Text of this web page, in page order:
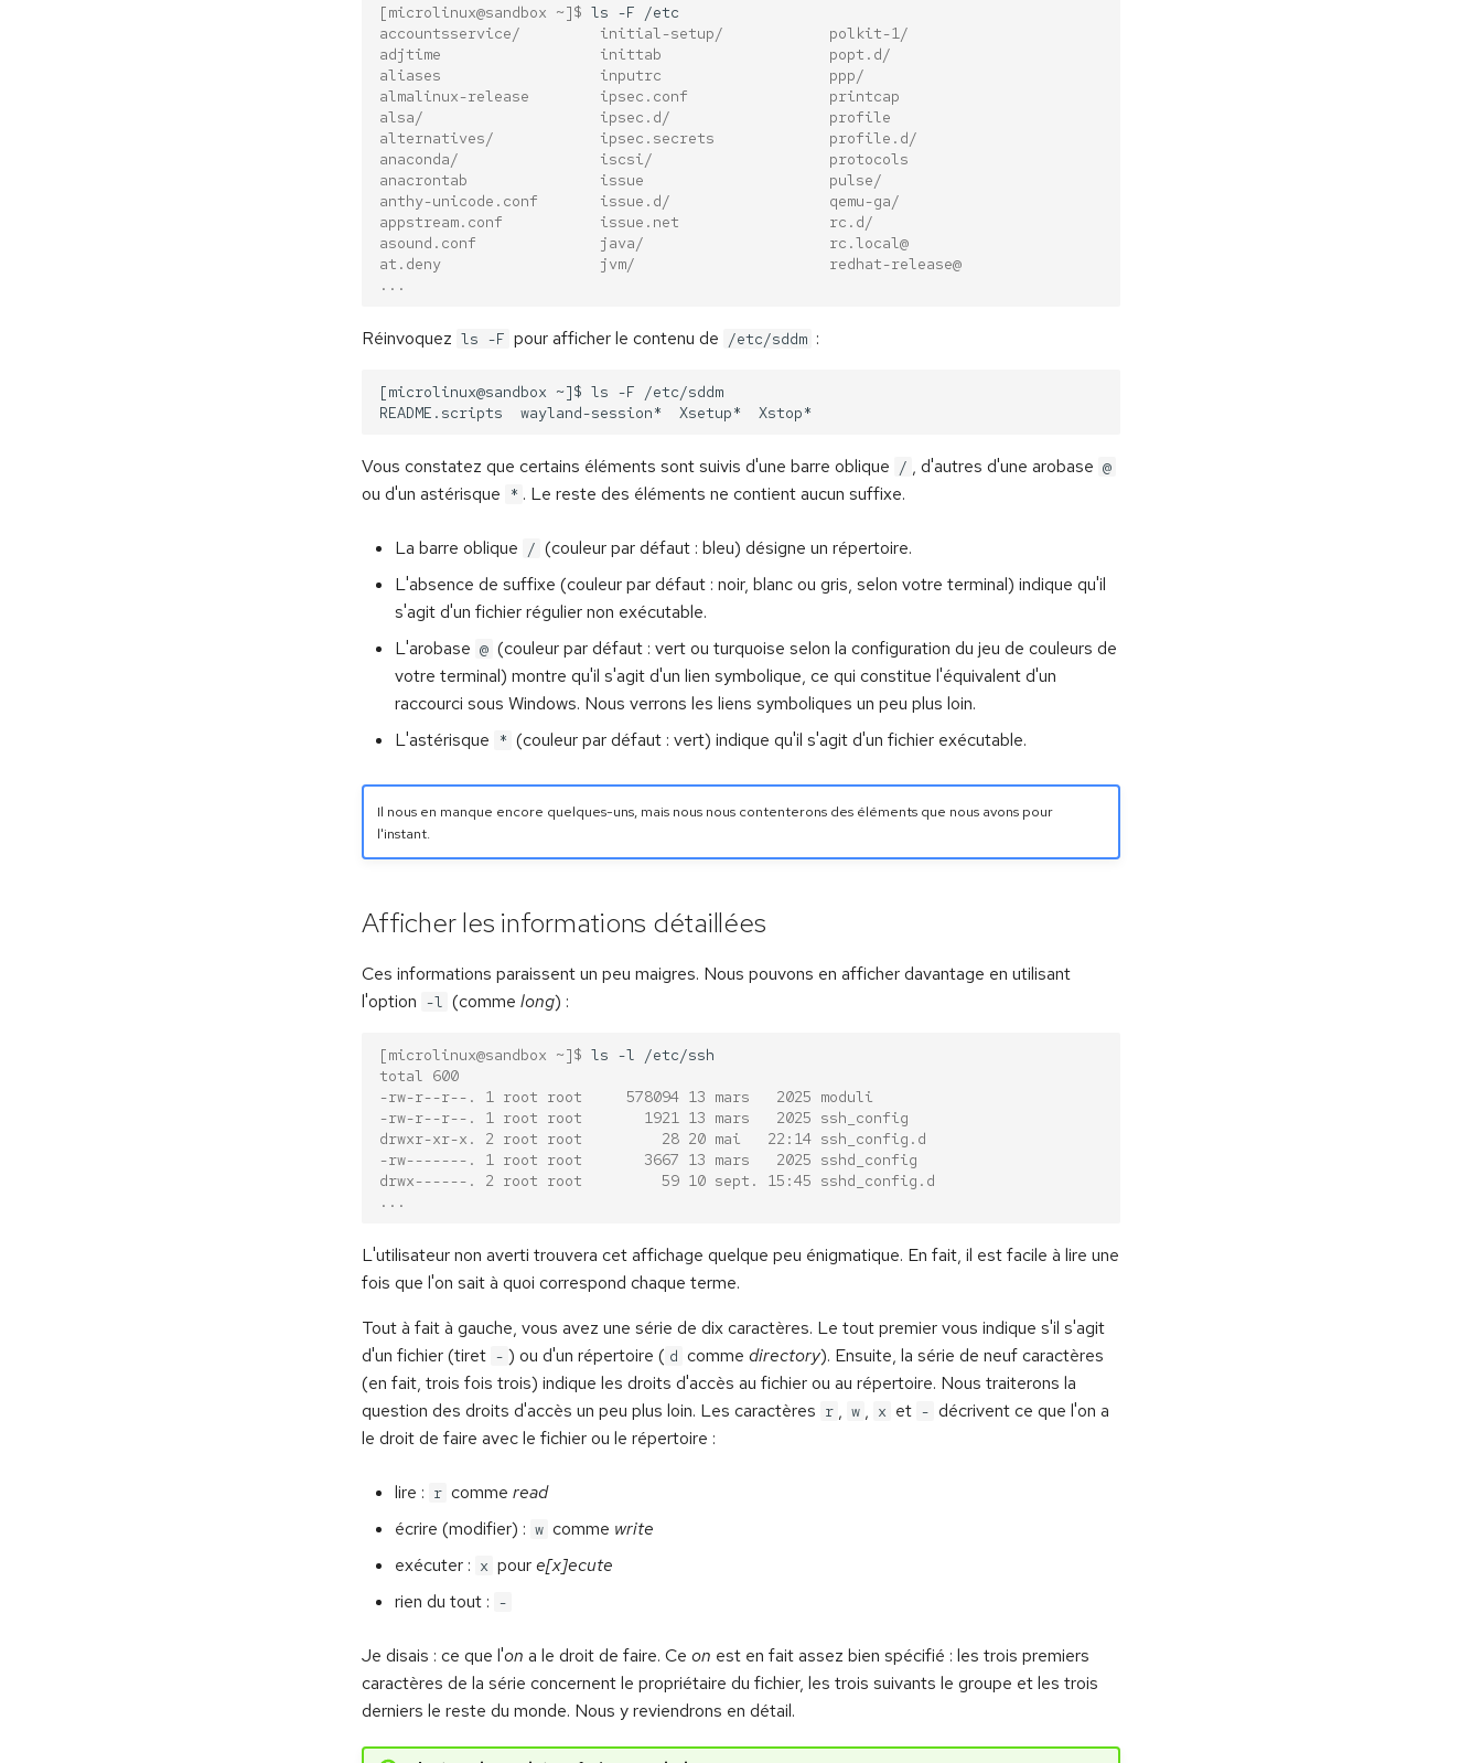
[microlinux@sandbox ~]$ ls -F
accountsservice/         initial-setup/            polkit-1/
adjtime                  inittab                   popt.d/
aliases                  inputrc                   ppp/
almalinux-release        ipsec.conf                printcap
alsa/                    ipsec.d/                  profile
alternatives/            ipsec.secrets             profile.d/
anaconda/                iscsi/                    protocols
anacrontab               issue                     pulse/
anthy-unicode.conf       issue.d/                  qemu-ga/
appstream.conf           issue.net                 rc.d/
asound.conf              java/                     rc.local@
at.deny                  jvm/                      redhat-release@
...
Réinvoquez ls -F pour afficher le contenu de /etc/sddm :
Vous constatez que certains éléments sont suivis d'une barre oblique / , d'autres d'une arobase @
ou d'un astérisque * . Le reste des éléments ne contient aucun suffixe.
La barre oblique / (couleur par défaut : bleu) désigne un répertoire.
L'absence de suffixe (couleur par défaut : noir, blanc ou gris, selon votre terminal) indique qu'il
s'agit d'un fichier régulier non exécutable.
L'arobase @ (couleur par défaut : vert ou turquoise selon la configuration du jeu de couleurs de
votre terminal) montre qu'il s'agit d'un lien symbolique, ce qui constitue l'équivalent d'un
raccourci sous Windows. Nous verrons les liens symboliques un peu plus loin.
L'astérisque
* (couleur par défaut : vert) indique qu'il s'agit d'un fichier exécutable.
Il nous en manque encore quelques-uns, mais nous nous contenterons des éléments que nous avons pour
l'instant.
Afficher les informations détaillées
Ces informations paraissent un peu maigres. Nous pouvons en afficher davantage en utilisant
l'option -l (comme long) :
[microlinux@sandbox ~]$ ls -l
total 600
-rw-r--r--. 1 root root     578094 13 mars   2025 moduli
-rw-r--r--. 1 root root       1921 13 mars   2025 ssh_config
drwxr-xr-x. 2 root root         28 20 mai   22:14 ssh_config.d
-rw-------. 1 root root       3667 13 mars   2025 sshd_config
drwx------. 2 root root         59 10 sept. 15:45 sshd_config.d
...
L'utilisateur non averti trouvera cet affichage quelque peu énigmatique. En fait, il est facile à lire une
fois que l'on sait à quoi correspond chaque terme.
Tout à fait à gauche, vous avez une série de dix caractères. Le tout premier vous indique s'il s'agit
d'un fichier (tiret - ) ou d'un répertoire ( d comme directory). Ensuite, la série de neuf caractères
(en fait, trois fois trois) indique les droits d'accès au fichier ou au répertoire. Nous traiterons la
question des droits d'accès un peu plus loin. Les caractères r , w , x et - décrivent ce que l'on a
le droit de faire avec le fichier ou le répertoire :
lire : r comme read
écrire (modifier) : w comme write
exécuter : x poure[x]ecute
rien du tout : -
Je disais : ce que l'on a le droit de faire. Ce on est en fait assez bien spécifié : les trois premiers
caractères de la série concernent le propriétaire du fichier, les trois suivants le groupe et les trois
derniers le reste du monde. Nous y reviendrons en détail.